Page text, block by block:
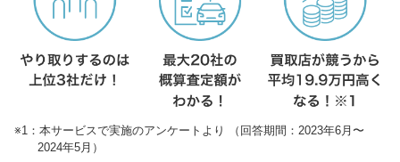
※1：本サービスで実施のアンケートより （回答期間：2023年6月〜
2024年5月）